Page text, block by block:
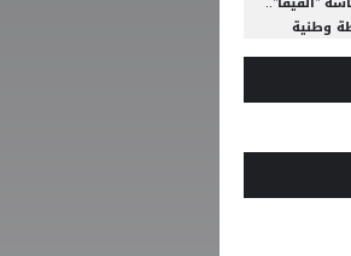
وطنية
إفريقيا..
بطولات